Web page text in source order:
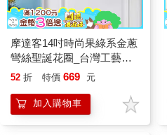
摩達客14吋時尚果綠系金蔥
彎絲聖誕花圈_台灣工藝免
組裝
52 折 特價 669 元
加入購物車